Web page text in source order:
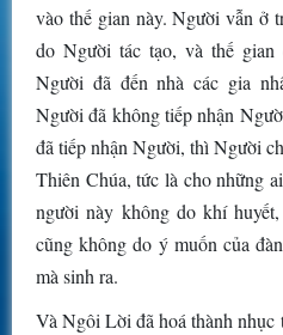
vào thế gian này. Người vẫn ở
do Người tác tạo, và thế
Người đã đến nhà các gia
Người đã không tiếp nhận
đã tiếp nhận Người, thì Người
Thiên Chúa, tức là cho những
người này không do khí
cũng không do ý muốn của
mà sinh ra.
Và Ngôi Lời đã hoá thành